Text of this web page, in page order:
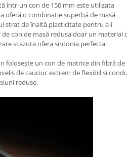
într-un con de 150 mm este utilizata
oferă o combinație superbă de masă
strat de înaltă plasticitate pentru a-i
con de masă redusa doar un material
scazuta ofera sintonia perfecta.
folosește un con de matrice din fibră de
de cauciuc extrem de flexibil și
reduse.